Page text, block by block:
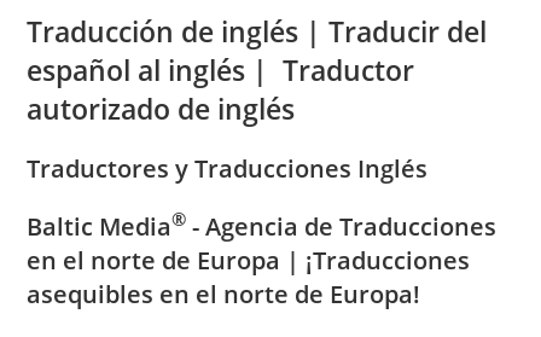
Traducción de inglés | Traducir del
español al inglés | Traductor
autorizado de inglés
Traductores y Traducciones Inglés
Baltic Media® - Agencia de Traducciones
en el norte de Europa | ¡Traducciones
asequibles en el norte de Europa!